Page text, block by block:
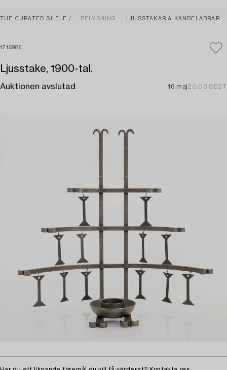
THE CURATED SHELF BELYSNING LJUSSTAKAR & KANDELABRAR
1715989
Ljusstake, 1900-tal.
Auktionen avslutad 16 maj20:08 CEST